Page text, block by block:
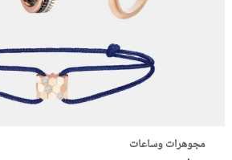
مجوهرات وساعات